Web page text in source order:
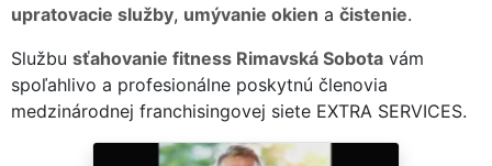
upratovacie služby, umývanie okien a čistenie.
Službu sťahovanie fitness Rimavská Sobota vám
spoľahlivo a profesionálne poskytnú členovia
medzinárodnej franchisingovej siete EXTRA SERVICES.